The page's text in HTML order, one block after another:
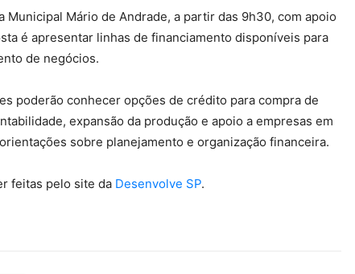
Municipal Mário de Andrade, a partir das 9h30, com apoio
é apresentar linhas de financiamento disponíveis para
de negócios.
poderão conhecer opções de crédito para compra de
expansão da produção e apoio a empresas em
sobre planejamento e organização financeira.
feitas pelo site da Desenvolve SP.